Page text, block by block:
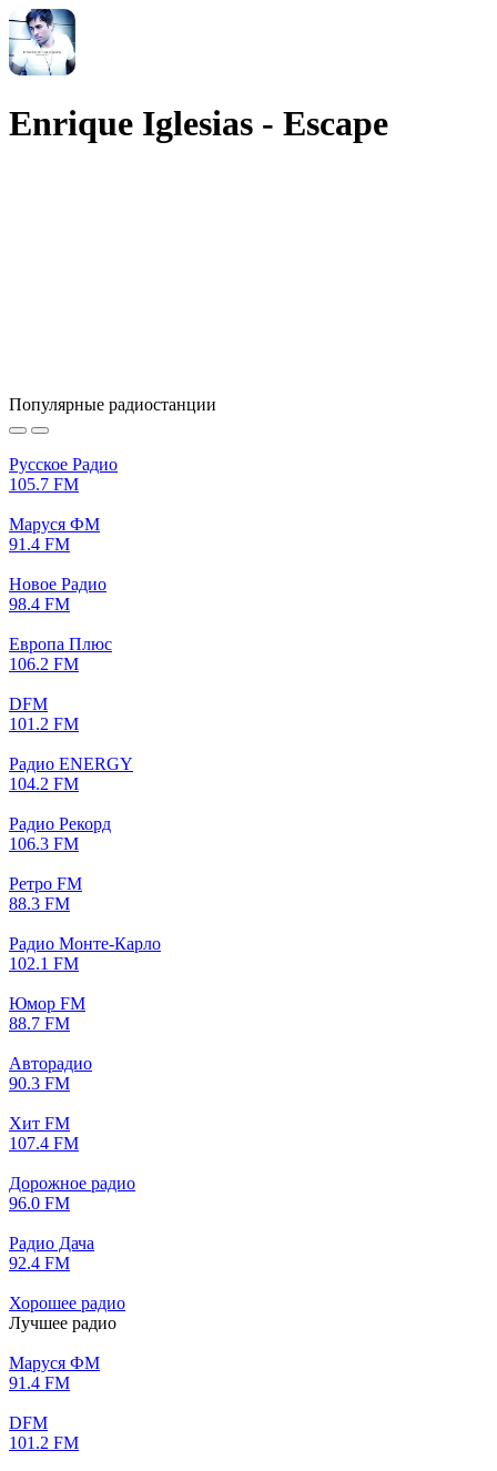
Enrique Iglesias - Escape
Популярные радиостанции
Русское Радио
105.7 FM
Маруся ФМ
91.4 FM
Новое Радио
98.4 FM
Европа Плюс
106.2 FM
DFM
101.2 FM
Радио ENERGY
104.2 FM
Радио Рекорд
106.3 FM
Ретро FM
88.3 FM
Радио Монте-Карло
102.1 FM
Юмор FM
88.7 FM
Авторадио
90.3 FM
Хит FM
107.4 FM
Дорожное радио
96.0 FM
Радио Дача
92.4 FM
Хорошее радио
Лучшее радио
Маруся ФМ
91.4 FM
DFM
101.2 FM